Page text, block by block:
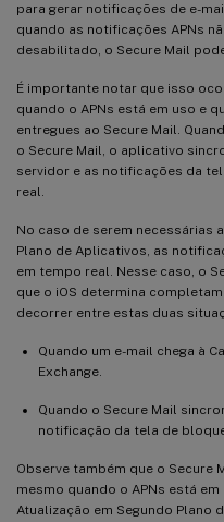
para gerar notificações de e-
quando as notificações APNs
desabilitado, o Secure Mail
É importante notar que isso
quando o APNs está em uso e
entregues ao Secure Mail.
o Secure Mail, o aplicativo
servidor e as notificações da
real.
No caso de serem necessárias
Plano de Aplicativos, as
em tempo real. Nesse caso, o
que o iOS determina
decorrer entre estas duas
Quando um e-mail chega à
Exchange.
Quando o Secure Mail
notificação da tela de
Observe também que o Secure
mesmo quando o APNs está
Atualização em Segundo Plano